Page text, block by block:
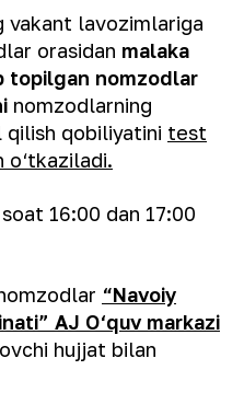
vakant lavozimlariga
orasidan malaka
topilgan nomzodlar
nomzodlarning
qobiliyatini test
o‘tkaziladi.
soat 16:00 dan 17:00
“Navoiy
AJ O‘quv markazi
hujjat bilan